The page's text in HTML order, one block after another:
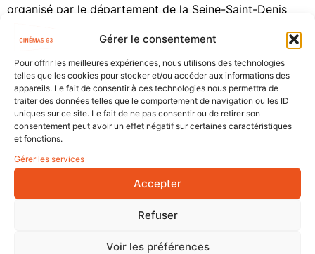
Gérer le consentement
Pour offrir les meilleures expériences, nous utilisons des technologies
telles que les cookies pour stocker et/ou accéder aux informations des
appareils. Le fait de consentir à ces technologies nous permettra de
traiter des données telles que le comportement de navigation ou les ID
uniques sur ce site. Le fait de ne pas consentir ou de retirer son
consentement peut avoir un effet négatif sur certaines caractéristiques
et fonctions.
Gérer les services
Accepter
Refuser
Voir les préférences
organisé par le département de la Seine-Saint-Denis
court.
𝐂𝐨𝐦𝐦𝐞𝐧𝐭 𝐲 𝐩𝐚𝐫𝐭𝐢𝐜𝐢𝐩𝐞𝐫 ?
Il faut se connecter, le jour même, au lien de
participation ci-dessous :
Participation webinaire
—————————————-
𝐿’𝐴𝑖𝑑𝑒 𝑎𝑢 𝑓𝑖𝑙𝑚 𝑐𝑜𝑢𝑟𝑡 𝑒𝑠𝑡 𝑙𝑒 𝑑𝑖𝑠𝑝𝑜𝑠𝑖𝑡𝑖𝑓 𝑑𝑒 𝑠𝑜𝑢𝑡𝑖𝑒𝑛 𝑎̀ 𝑙𝑎 𝑐𝑟𝑒́𝑎𝑡𝑖𝑜𝑛, 𝑎̀ 𝑙𝑎
𝑑𝑖𝑓𝑓𝑢𝑠𝑖𝑜𝑛 𝑒𝑡 𝑎̀ 𝑙𝑎 𝑝𝑟𝑜𝑑𝑢𝑐𝑡𝑖𝑜𝑛 𝑑𝑒 𝑓𝑖𝑙𝑚𝑠 𝑑𝑒 𝑐𝑜𝑢𝑟𝑡 𝑚𝑒́𝑡𝑟𝑎𝑔𝑒 𝑑𝑢
𝐷𝑒́𝑝𝑎𝑟𝑡𝑒𝑚𝑒𝑛𝑡 𝑑𝑒 𝑙𝑎 𝑆𝑒𝑖𝑛𝑒-𝑆𝑎𝑖𝑛𝑡-𝐷𝑒𝑛𝑖𝑠.